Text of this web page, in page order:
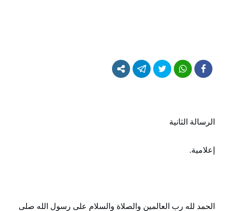
الرسالة الثانية
إعلامية.
الحمد لله رب العالمين والصلاة والسلام على رسول الله صلى